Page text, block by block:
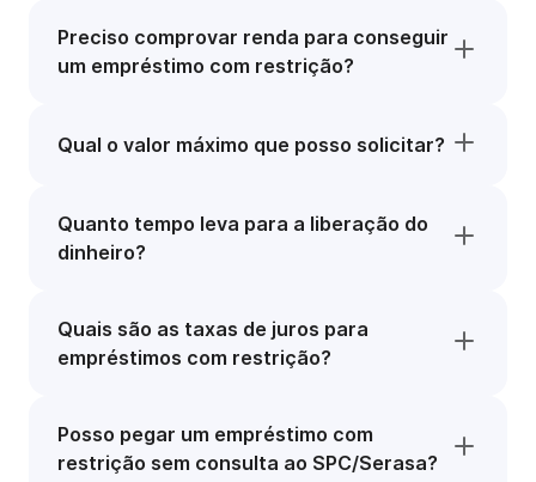
Preciso comprovar renda para conseguir
um empréstimo com restrição?
Qual o valor máximo que posso solicitar?
Quanto tempo leva para a liberação do
dinheiro?
Quais são as taxas de juros para
empréstimos com restrição?
Posso pegar um empréstimo com
restrição sem consulta ao SPC/Serasa?